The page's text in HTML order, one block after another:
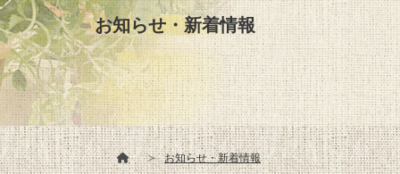
お知らせ・新着情報
お知らせ・新着情報